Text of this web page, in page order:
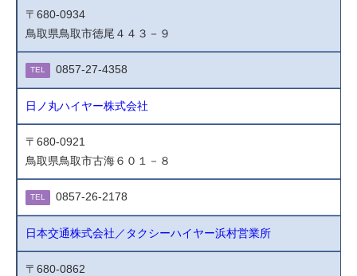
〒680-0934
鳥取県鳥取市徳尾４４３－９
TEL 0857-27-4358
日ノ丸ハイヤー株式会社
〒680-0921
鳥取県鳥取市古海６０１－８
TEL 0857-26-2178
日本交通株式会社／タクシーハイヤー浜村営業所
〒680-0862